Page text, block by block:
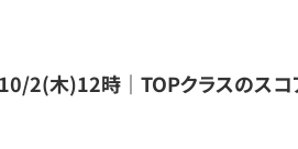
2(木)12時｜TOPクラスのスコ